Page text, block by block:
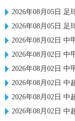
2026年08月05日 足
2026年08月05日 足
2026年08月02日 中
2026年08月02日 中
2026年08月02日 中
2026年08月02日 中
2026年08月02日 中
2026年08月02日 中